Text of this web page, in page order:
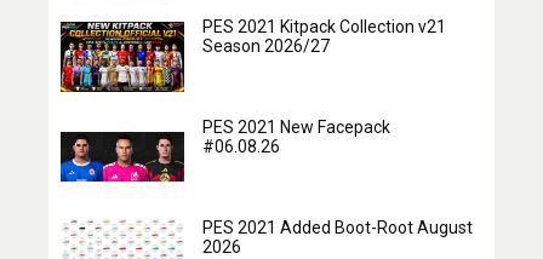
PES 2021 Kitpack Collection v21
Season 2026/27
PES 2021 New Facepack
#06.08.26
PES 2021 Added Boot-Root August
2026